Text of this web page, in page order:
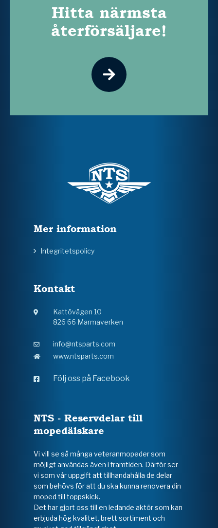
Hitta närmsta
återförsäljare!
Mer information
Integritetspolicy
Kontakt
Kattövägen 10
826 66 Marmaverken
info@ntsparts.com
www.ntsparts.com
Följ oss på Facebook
NTS - Reservdelar till
mopedälskare
Vi vill se så många veteranmopeder som
möjligt användas även i framtiden. Därför ser
vi som vår uppgift att tillhandahålla de delar
som behövs för att du ska kunna renovera din
moped till toppskick.
Det har gjort oss till en ledande aktör som kan
erbjuda hög kvalitet, brett sortiment och